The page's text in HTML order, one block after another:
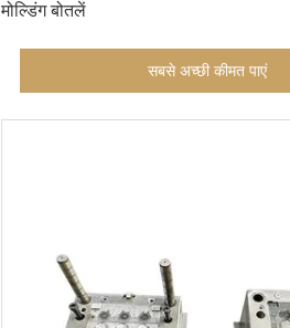
मोल्डिंग बोतलें
सबसे अच्छी कीमत पाएं